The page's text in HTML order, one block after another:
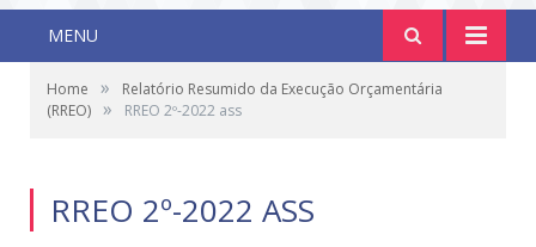
MENU
Home »
Relatório Resumido da Execução Orçamentária
(RREO) » RREO 2º-2022 ass
RREO 2º-2022 ASS